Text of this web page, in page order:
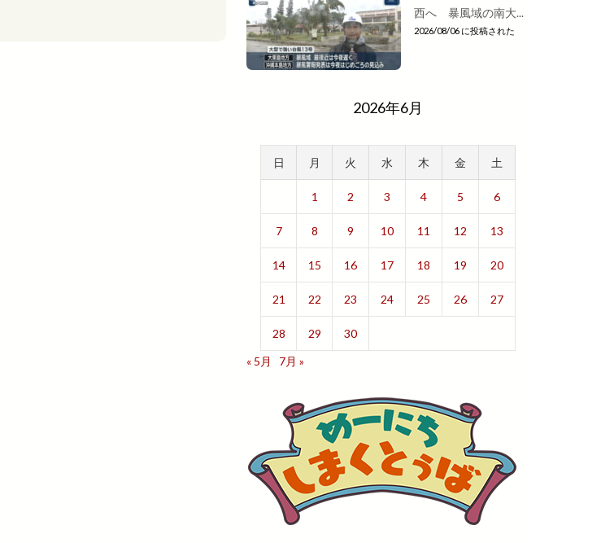
西へ 暴風域の南大...
2026/08/06 に投稿された
2026年6月
日 月 火 水 木 金 土
1 2 3 4 5 6
7 8 9 10 11 12 13
14 15 16 17 18 19 20
21 22 23 24 25 26 27
28 29
30
« 5月
7月 »